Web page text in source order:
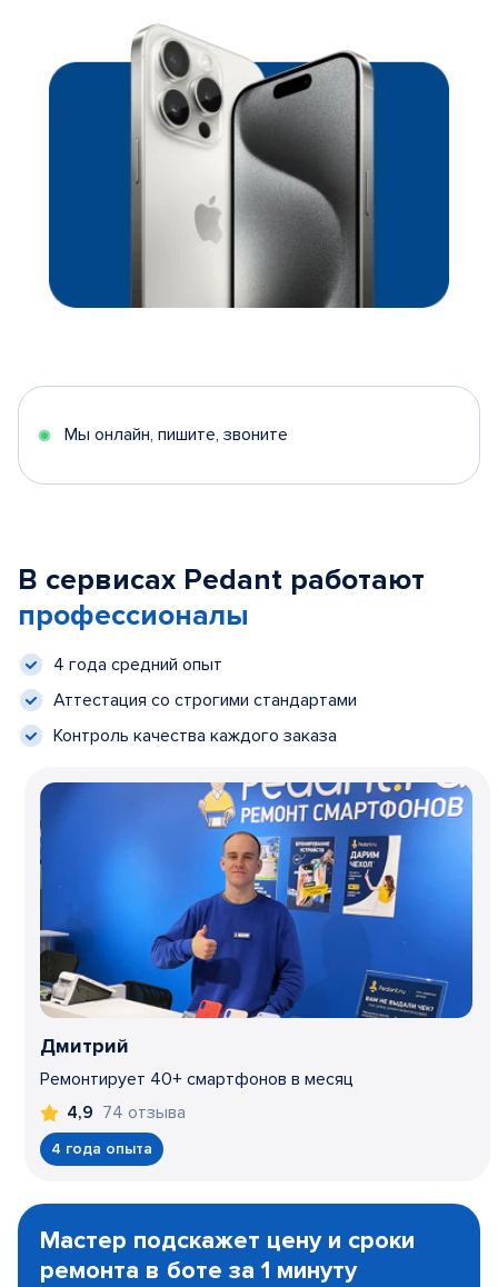
Мы онлайн, пишите, звоните
В сервисах Pedant работают
профессионалы
4 года средний опыт
Аттестация со строгими стандартами
Контроль качества каждого заказа
Дмитрий
Ремонтирует 40+ смартфонов в месяц
4,9 74 отзыва
4 года опыта
1
Мастер подскажет цену и сроки
ремонта в боте за 1 минуту